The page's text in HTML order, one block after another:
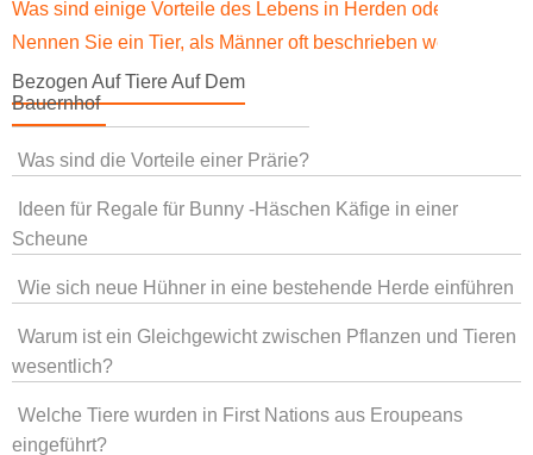
Was sind einige Vorteile des Lebens in Herden oder
Nennen Sie ein Tier, als Männer oft beschrieben werden?
Bezogen Auf Tiere Auf Dem
Bauernhof
Was sind die Vorteile einer Prärie?
Ideen für Regale für Bunny -Häschen Käfige in einer
Scheune
Wie sich neue Hühner in eine bestehende Herde einführen
Warum ist ein Gleichgewicht zwischen Pflanzen und Tieren
wesentlich?
Welche Tiere wurden in First Nations aus Eroupeans
eingeführt?